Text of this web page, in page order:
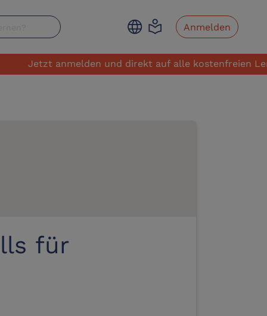
language local_library Anmelden
Jetzt anmelden und direkt auf alle kostenfreien
für